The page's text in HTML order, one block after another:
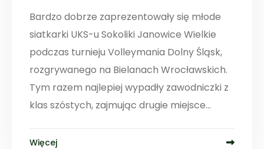
Bardzo dobrze zaprezentowały się młode
siatkarki UKS-u Sokoliki Janowice Wielkie
podczas turnieju Volleymania Dolny Śląsk,
rozgrywanego na Bielanach Wrocławskich.
Tym razem najlepiej wypadły zawodniczki z
klas szóstych, zajmując drugie miejsce...
Więcej